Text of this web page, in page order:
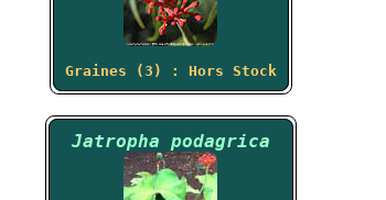
Graines (3) : Hors Stock
Jatropha podagrica